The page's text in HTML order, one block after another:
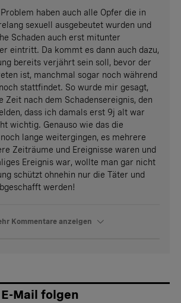
haben auch alle Opfer die in
sexuell ausgebeutet wurden und
Schaden auch erst mitunter
eintritt. Da kommt es dann auch dazu,
bereits verjährt sein soll, bevor der
ist, manchmal sogar noch während
stattfindet. So wurde mir gesagt,
Zeit nach dem Schadensereignis, den
dass ich damals erst 9j alt war
wichtig. Genauso wie das die
lange weitergingen, es mehrere
Zeiträume und Ereignisse waren und
Ereignis war, wollte man gar nicht
schützt ohnehin nur die Täter und
werden!
Kommentare anzeigen
Mail folgen